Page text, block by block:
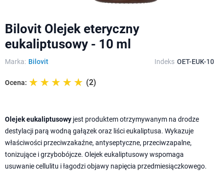
Bilovit Olejek eteryczny
eukaliptusowy - 10 ml
Marka: Bilovit Indeks OET-EUK-10
Ocena: ☆☆☆☆☆
★★★★★ (2)
Olejek eukaliptusowy jest produktem otrzymywanym na drodze
destylacji parą wodną gałązek oraz liści eukaliptusa. Wykazuje
właściwości przeciwzakaźne, antyseptyczne, przeciwzapalne,
tonizujące i grzybobójcze. Olejek eukaliptusowy wspomaga
usuwanie cellulitu i łagodzi objawy napięcia przedmiesiączkowego.